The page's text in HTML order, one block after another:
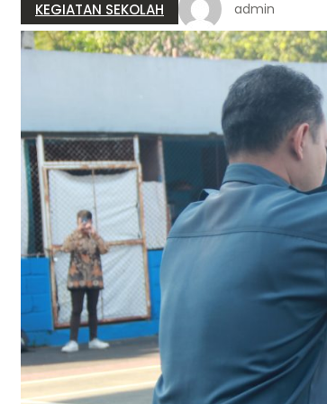
KEGIATAN SEKOLAH admin